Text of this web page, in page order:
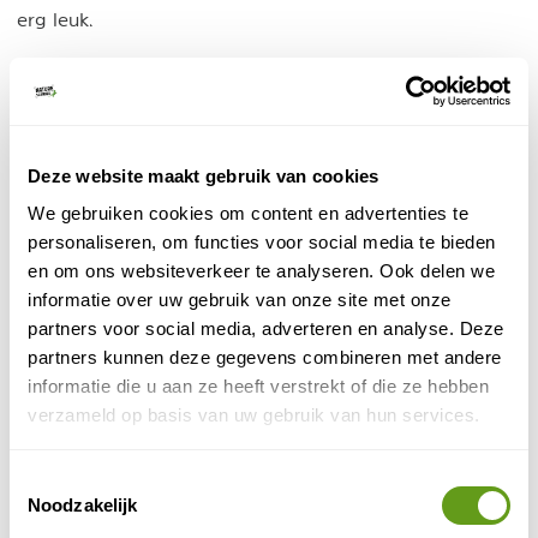
Deze website maakt gebruik van cookies
We gebruiken cookies om content en advertenties te
personaliseren, om functies voor social media te bieden
en om ons websiteverkeer te analyseren. Ook delen we
informatie over uw gebruik van onze site met onze
partners voor social media, adverteren en analyse. Deze
partners kunnen deze gegevens combineren met andere
informatie die u aan ze heeft verstrekt of die ze hebben
verzameld op basis van uw gebruik van hun services.
Noodzakelijk
erg leuk.
Bekijk de leuke rondreizen van Riksja. Je reis naar
Zuid-Afrika zelf samenstellen aan de hand van
bouwstenen? Ook dat kan.
BEKIJK
Van Verre - Individueel Zuid-Afrika
Individuele reis, Bouwstenen
Ideeën voor excursies in het Noorden van Zuid-
Afrika. Maak hieruit zelf een keuze of laat je